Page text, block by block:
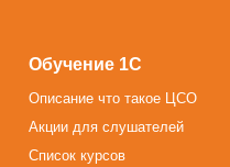
Обучение 1С
Описание что такое ЦСО
Акции для слушателей
Список курсов